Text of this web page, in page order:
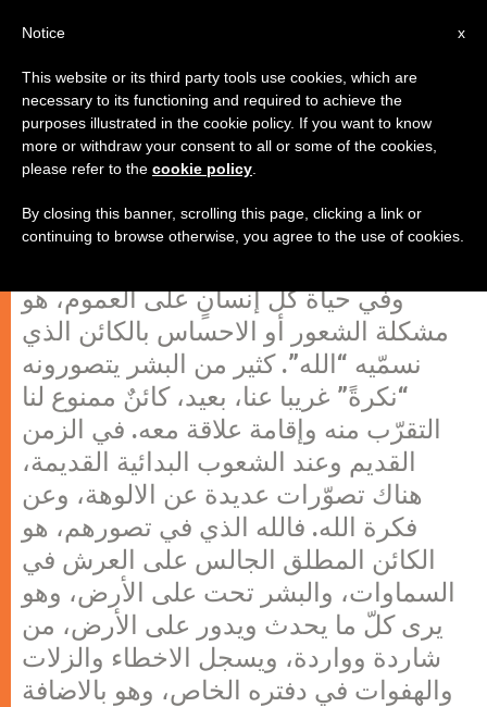
الإنسان أمام الله.. التخلّص من مأزق
العقل الفلسفي المجرّد (4)
وفي حياة كلّ إنسانٍ على العموم، هو
مشكلة الشعور أو الاحساس بالكائن الذي
نسمّيه “الله”. كثير من البشر يتصورونه
“نكرةً” غريبا عنا، بعيد، كائنٌ ممنوع لنا
التقرّب منه وإقامة علاقة معه. في الزمن
القديم وعند الشعوب البدائية القديمة،
هناك تصوّرات عديدة عن الالوهة، وعن
فكرة الله. فالله الذي في تصورهم، هو
الكائن المطلق الجالس على العرش في
السماوات، والبشر تحت على الأرض، وهو
يرى كلّ ما يحدث ويدور على الأرض، من
شاردة وواردة، ويسجل الاخطاء والزلات
والهفوات في دفتره الخاص، وهو بالاضافة
x
Notice
This website or its third party tools use cookies, which are
necessary to its functioning and required to achieve the
purposes illustrated in the cookie policy. If you want to know
more or withdraw your consent to all or some of the cookies,
please refer to the cookie policy
By closing this banner, scrolling this page, clicking a link or
continuing to browse otherwise, you agree to the use of cookies.